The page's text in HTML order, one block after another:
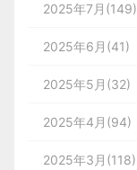
2025年7月(149)
2025年6月(41)
2025年5月(32)
2025年4月(94)
2025年3月(118)